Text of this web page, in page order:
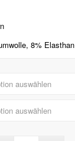
8% Elasthan